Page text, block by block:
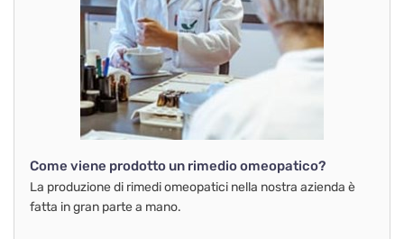
Come viene prodotto un rimedio omeopatico?
La produzione di rimedi omeopatici nella nostra azienda è
fatta in gran parte a mano.